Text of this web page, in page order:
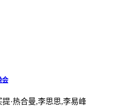
会
·热合曼,李思思,李易峰